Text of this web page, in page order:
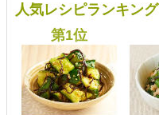
人気レシピランキング